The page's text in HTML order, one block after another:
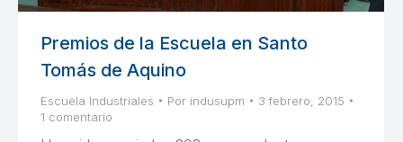
Premios de la Escuela en Santo
Tomás de Aquino
Escuela Industriales Por indusupm
3 febrero, 2015
1 comentario